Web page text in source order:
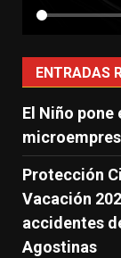
ENTRADAS
El Niño
Protección
Vacación
accidentes
Agostinas